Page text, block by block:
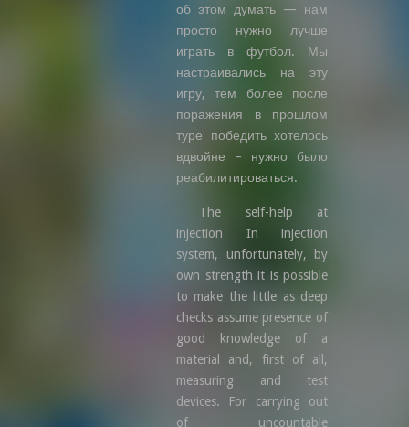
об этом думать — нам
просто нужно лучше
играть в футбол. Мы
настраивались на эту
игру, тем более после
поражения в прошлом
туре победить хотелось
вдвойне – нужно было
реабилитироваться.
The self-help at
injection In injection
system, unfortunately, by
own strength it is possible
to make the little as deep
checks assume presence of
good knowledge of a
material and, first of all,
measuring and test
devices. For carrying out
of uncountable